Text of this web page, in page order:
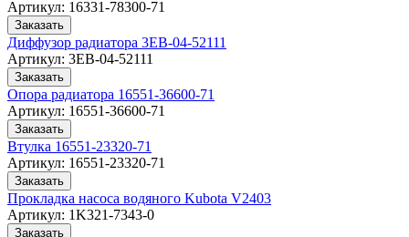
Артикул: 16331-78300-71
Заказать
Диффузор радиатора 3EB-04-52111
Артикул: 3EB-04-52111
Заказать
Опора радиатора 16551-36600-71
Артикул: 16551-36600-71
Заказать
Втулка 16551-23320-71
Артикул: 16551-23320-71
Заказать
Прокладка насоса водяного Kubota V2403
Артикул: 1K321-7343-0
Заказать